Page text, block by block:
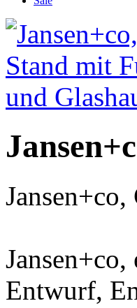
Entwurf,